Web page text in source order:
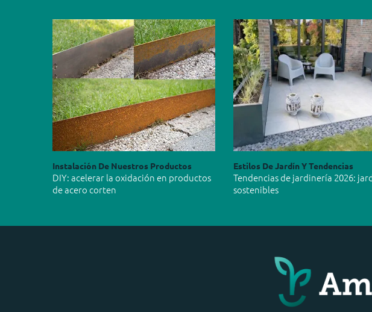
Instalación De Nuestros Productos
DIY: acelerar la oxidación en productos
de acero corten
Estilos De Jardín Y Tendencias
Tendencias de jardinería 2026:
sostenibles